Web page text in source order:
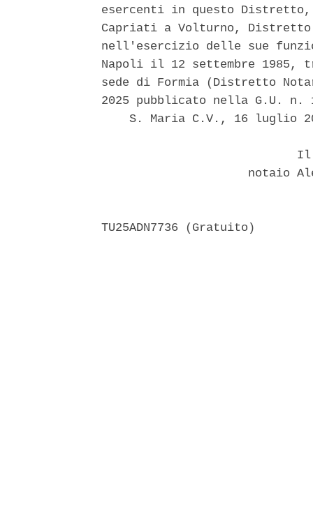
esercenti in questo
Capriati a Volturno, Distretto
nell'esercizio delle sue
Napoli il 12 settembre
sede di Formia (Distretto
2025 pubblicato nella G.U. n.
S. Maria C.V., 16 luglio
notaio